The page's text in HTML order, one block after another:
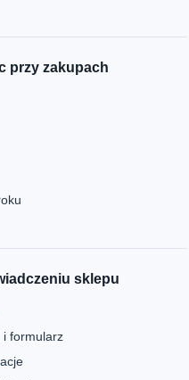
przy zakupach
sklepu
i formularz